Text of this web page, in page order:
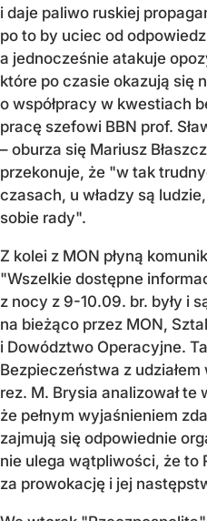
i daje paliwo ruskiej
po to by uciec od
a jednocześnie atakuje
które po czasie okazują się
o współpracy w kwestiach
pracę szefowi BBN prof.
– oburza się Mariusz
przekonuje, że "w tak
czasach, u władzy są
sobie rady".
Z kolei z MON płyną
"Wszelkie dostępne
z nocy z 9-10.09. br. były i
na bieżąco przez MON,
i Dowództwo Operacyjne.
Bezpieczeństwa z
rez. M. Brysia analizował
że pełnym wyjaśnieniem
zajmują się odpowiednie
nie ulega wątpliwości, że to
za prowokację i jej